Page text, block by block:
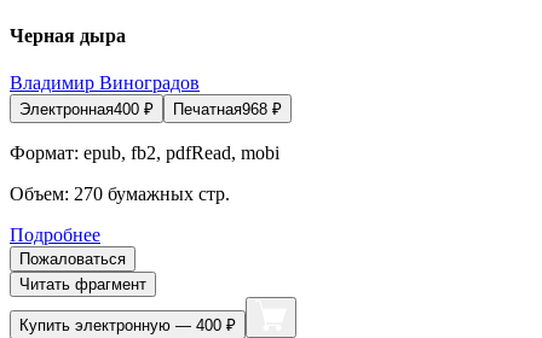
Черная дыра
Владимир Виноградов
Электронная400 ₽ Печатная968 ₽
Формат: epub, fb2, pdfRead, mobi
Объем: 270 бумажных стр.
Подробнее
Пожаловаться
Читать фрагмент
Купить электронную — 400 ₽